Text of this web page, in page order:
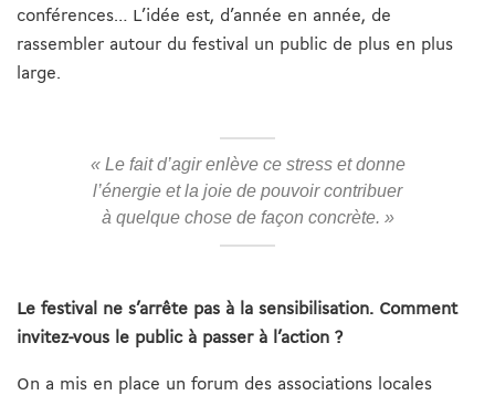
conférences… L’idée est, d’année en année, de
rassembler autour du festival un public de plus en plus
large.
« Le fait d’agir enlève ce stress et donne
l’énergie et la joie de pouvoir contribuer
à quelque chose de façon concrète. »
Le festival ne s’arrête pas à la sensibilisation. Comment
invitez-vous le public à passer à l’action ?
On a mis en place un forum des associations locales